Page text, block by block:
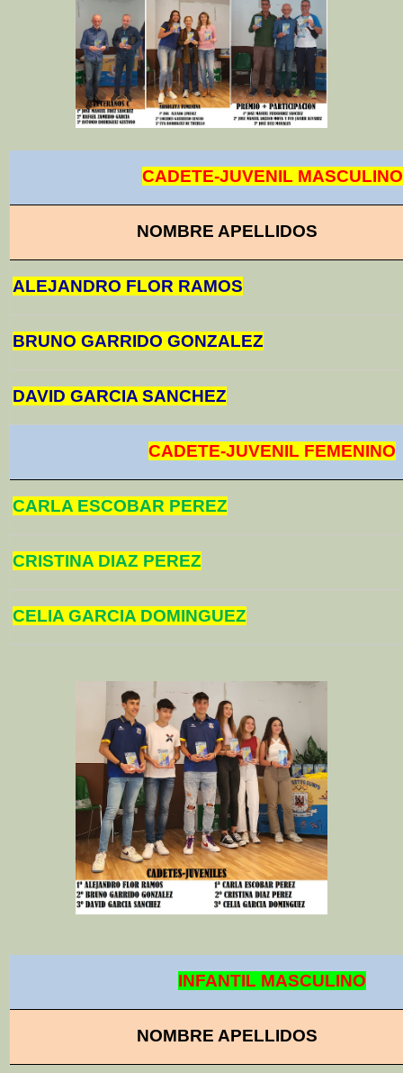
CADETE-JUVENIL MASCULINO
NOMBRE APELLIDOS
ALEJANDRO FLOR RAMOS
BRUNO GARRIDO GONZALEZ
DAVID GARCIA SANCHEZ
CADETE-JUVENIL FEMENINO
CARLA ESCOBAR PEREZ
CRISTINA DIAZ PEREZ
CELIA GARCIA DOMINGUEZ
INFANTIL MASCULINO
NOMBRE APELLIDOS